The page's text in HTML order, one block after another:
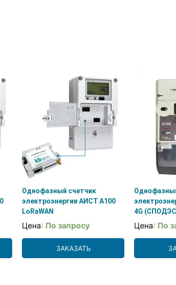
Однофазный счетчик
электроэнергии АИСТ А100
LoRaWAN
Цена: По запросу
ЗАКАЗАТЬ
4G
Цена: По